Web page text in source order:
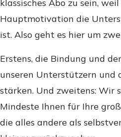
klassisches Abo zu sein,
Hauptmotivation die
ist. Also geht es hier um
Erstens, die Bindung und
unseren Unterstützern und
stärken. Und zweitens: Wir
Mindeste Ihnen für Ihre
die alles andere als